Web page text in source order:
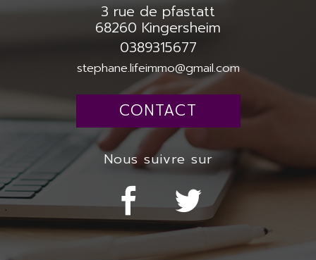
3 rue de pfastatt
68260 Kingersheim
0389315677
stephane.lifeimmo@gmail.com
CONTACT
nous suivre sur